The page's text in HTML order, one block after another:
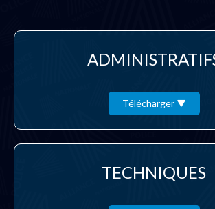
Télécharger
TECHNIQUES